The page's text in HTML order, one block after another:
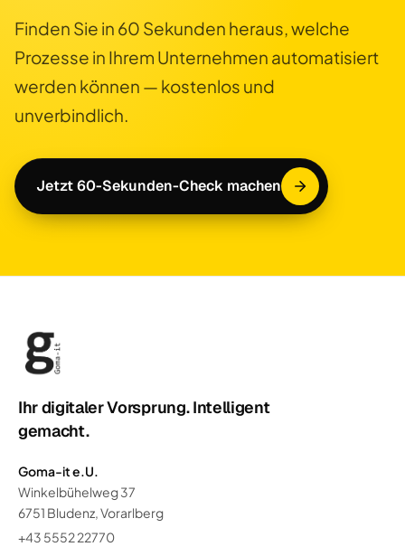
Finden Sie in 60 Sekunden heraus, welche
Prozesse in Ihrem Unternehmen automatisiert
werden können — kostenlos und
unverbindlich.
Jetzt 60-Sekunden-Check machen
Ihr digitaler Vorsprung. Intelligent
gemacht.
Goma-it e.U.
Winkelbühelweg 37
6751 Bludenz, Vorarlberg
+43 5552 22770